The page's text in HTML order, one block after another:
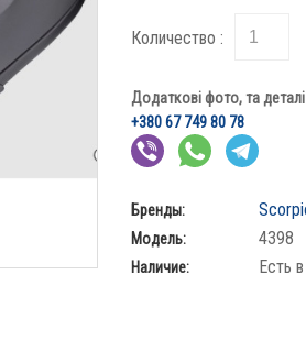
Количество :
Додаткові фото, та
+380 67 749 80 78
Бренды:
Модель: 4398
Наличие: Есть